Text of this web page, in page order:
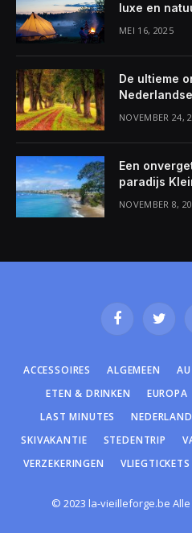
luxe en
MEI 16, 2025
De ultieme
NOVEMBER 24,
Een
paradijs
NOVEMBER 8,
FacebookTwitter
ACCESSOIRES ALGEMEEN
ETEN & DRINKEN
EUROPA
LAST MINUTES
NEDERLAND
SKIVAKANTIE
STEDENTRIP
VERZEKERINGEN
VLIEGTICKETS
© 2023 la-vieilleforge.be